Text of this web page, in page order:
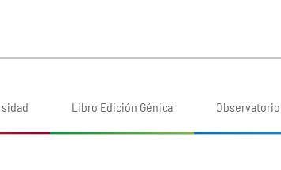
Libro Edición Génica